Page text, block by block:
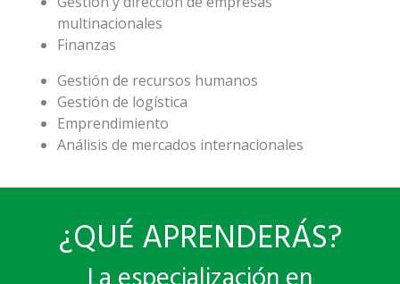
multinacionales
Finanzas
Gestión de recursos humanos
Gestión de logística
Emprendimiento
Análisis de mercados internacionales
¿QUÉ APRENDERÁS?